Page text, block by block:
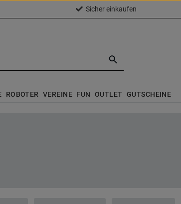
Sicher einkaufen
ROBOTER VEREINE FUN OUTLET GUTSCHEINE